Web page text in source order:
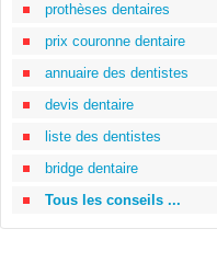
prothèses dentaires
prix couronne dentaire
annuaire des dentistes
devis dentaire
liste des dentistes
bridge dentaire
Tous les conseils ...